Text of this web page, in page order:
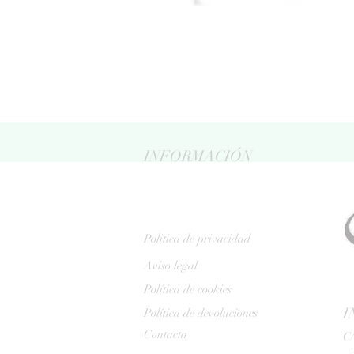
INFORMACIÓN
Politica de privacidad
Aviso legal
Política de cookies
Política de devoluciones
Contacta